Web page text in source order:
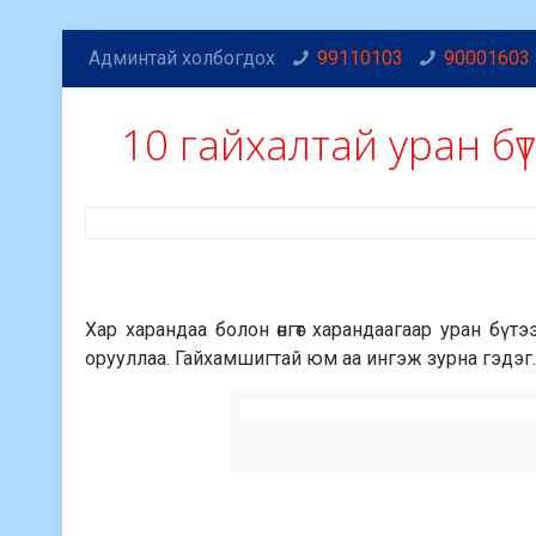
Админтай холбогдох 99110103 90001603
10 гайхалтай уран
Хар харандаа болон өнгөт харандаагаар уран
орууллаа. Гайхамшигтай юм аа ингэж зурна